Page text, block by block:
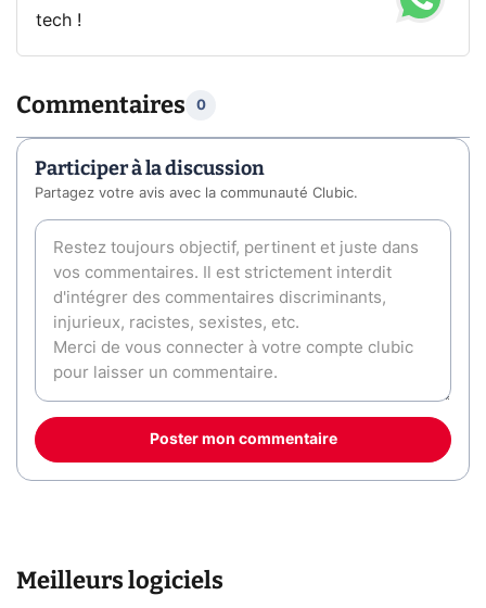
tech !
Commentaires 0
Participer à la discussion
Partagez votre avis avec la communauté Clubic.
Poster mon commentaire
Meilleurs logiciels